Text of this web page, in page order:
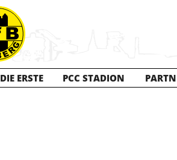
DIE ERSTE PCC STADION